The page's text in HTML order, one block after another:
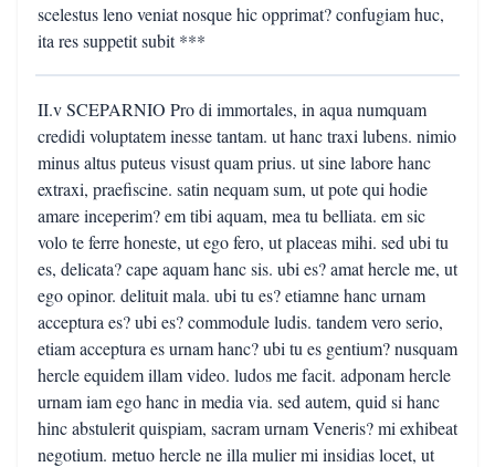
scelestus leno veniat nosque hic opprimat? confugiam huc,
ita res suppetit subit ***
II.v SCEPARNIO Pro di immortales, in aqua numquam
credidi voluptatem inesse tantam. ut hanc traxi lubens. nimio
minus altus puteus visust quam prius. ut sine labore hanc
extraxi, praefiscine. satin nequam sum, ut pote qui hodie
amare inceperim? em tibi aquam, mea tu belliata. em sic
volo te ferre honeste, ut ego fero, ut placeas mihi. sed ubi tu
es, delicata? cape aquam hanc sis. ubi es? amat hercle me, ut
ego opinor. delituit mala. ubi tu es? etiamne hanc urnam
acceptura es? ubi es? commodule ludis. tandem vero serio,
etiam acceptura es urnam hanc? ubi tu es gentium? nusquam
hercle equidem illam video. ludos me facit. adponam hercle
urnam iam ego hanc in media via. sed autem, quid si hanc
hinc abstulerit quispiam, sacram urnam Veneris? mi exhibeat
negotium. metuo hercle ne illa mulier mi insidias locet, ut